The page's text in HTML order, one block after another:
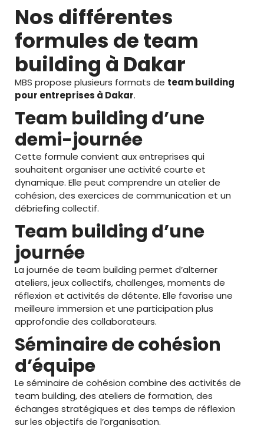
Nos différentes
formules de team
building à Dakar
MBS propose plusieurs formats de team building
pour entreprises à Dakar.
Team building d’une
demi-journée
Cette formule convient aux entreprises qui
souhaitent organiser une activité courte et
dynamique. Elle peut comprendre un atelier de
cohésion, des exercices de communication et un
débriefing collectif.
Team building d’une
journée
La journée de team building permet d’alterner
ateliers, jeux collectifs, challenges, moments de
réflexion et activités de détente. Elle favorise une
meilleure immersion et une participation plus
approfondie des collaborateurs.
Séminaire de cohésion
d’équipe
Le séminaire de cohésion combine des activités de
team building, des ateliers de formation, des
échanges stratégiques et des temps de réflexion
sur les objectifs de l’organisation.